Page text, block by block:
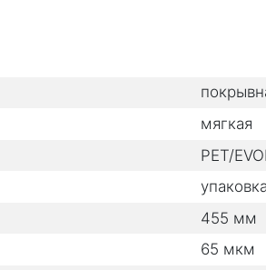
мягкая
PET/
455 мм
65 мкм